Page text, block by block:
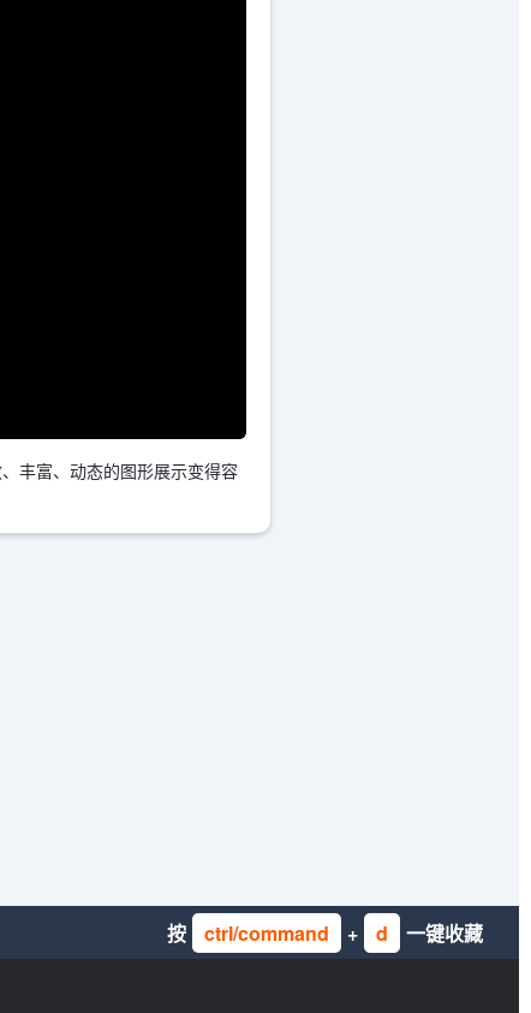
丰富、动态的图形展示变得容
按 ctrl/command + d 一键收藏